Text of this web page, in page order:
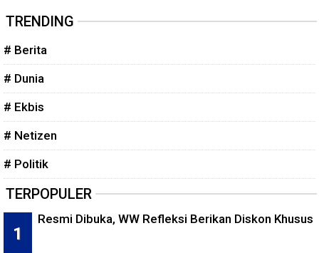
TRENDING
# Berita
# Dunia
# Ekbis
# Netizen
# Politik
TERPOPULER
Resmi Dibuka, WW Refleksi Berikan Diskon Khusus